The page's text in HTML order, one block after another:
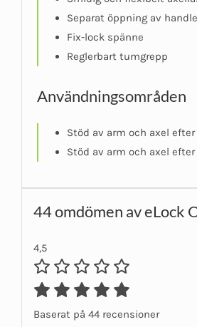
Separat öppning av
Fix-lock spänne
Reglerbart tumgrepp
Användningsområden
Stöd av arm och axel
Stöd av arm och axel
44 omdömen aveLock
4,5
Baserat på 44 recensioner